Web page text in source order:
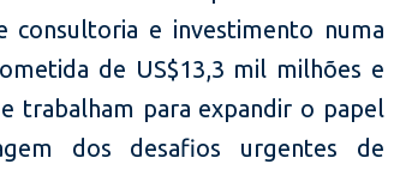
consultoria e investimento numa
de US$13,3 mil milhões e
trabalham para expandir o papel
dos desafios urgentes de